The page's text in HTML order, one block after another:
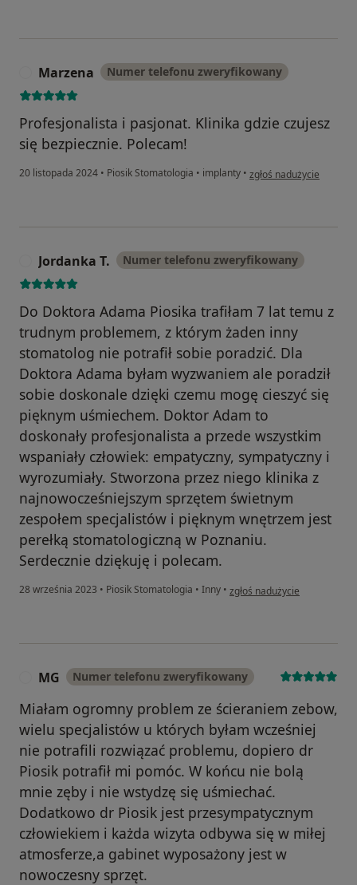
Marzena Numer telefonu zweryfikowany
Profesjonalista i pasjonat. Klinika gdzie czujesz
się bezpiecznie. Polecam!
20 listopada 2024 • Piosik Stomatologia • implanty • w opinii użytkownika
zgłoś nadużycie
Jordanka T. Numer telefonu zweryfikowany
Do Doktora Adama Piosika trafiłam 7 lat temu z
trudnym problemem, z którym żaden inny
stomatolog nie potrafił sobie poradzić. Dla
Doktora Adama byłam wyzwaniem ale poradził
sobie doskonale dzięki czemu mogę cieszyć się
pięknym uśmiechem. Doktor Adam to
doskonały profesjonalista a przede wszystkim
wspaniały człowiek: empatyczny, sympatyczny i
wyrozumiały. Stworzona przez niego klinika z
najnowocześniejszym sprzętem świetnym
zespołem specjalistów i pięknym wnętrzem jest
perełką stomatologiczną w Poznaniu.
Serdecznie dziękuję i polecam.
28 września 2023 • Piosik Stomatologia • Inny • w opinii użytkownika
zgłoś nadużycie
MG Numer telefonu zweryfikowany
Miałam ogromny problem ze ścieraniem zebow,
wielu specjalistów u których byłam wcześniej
nie potrafili rozwiązać problemu, dopiero dr
Piosik potrafił mi pomóc. W końcu nie bolą
mnie zęby i nie wstydzę się uśmiechać.
Dodatkowo dr Piosik jest przesympatycznym
człowiekiem i każda wizyta odbywa się w miłej
atmosferze,a gabinet wyposażony jest w
nowoczesny sprzęt.